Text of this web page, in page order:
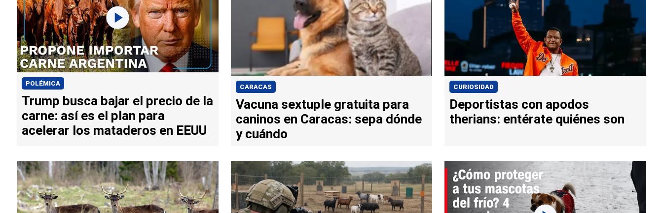
POLÉMICA
Trump busca bajar el precio de la
carne: así es el plan para
acelerar los mataderos en EEUU
CARACAS
Vacuna sextuple gratuita para
caninos en Caracas: sepa dónde
y cuándo
CURIOSIDAD
Deportistas con apodos
therians: entérate quiénes son